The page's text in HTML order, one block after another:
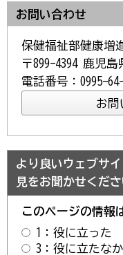
お問い合わせ
保健福祉部健康増
〒899-4394 鹿児
電話番号：0995-
より良いウェブサ
見をお聞かせくださ
このページの情報
1：役に立った
3：役に立たな